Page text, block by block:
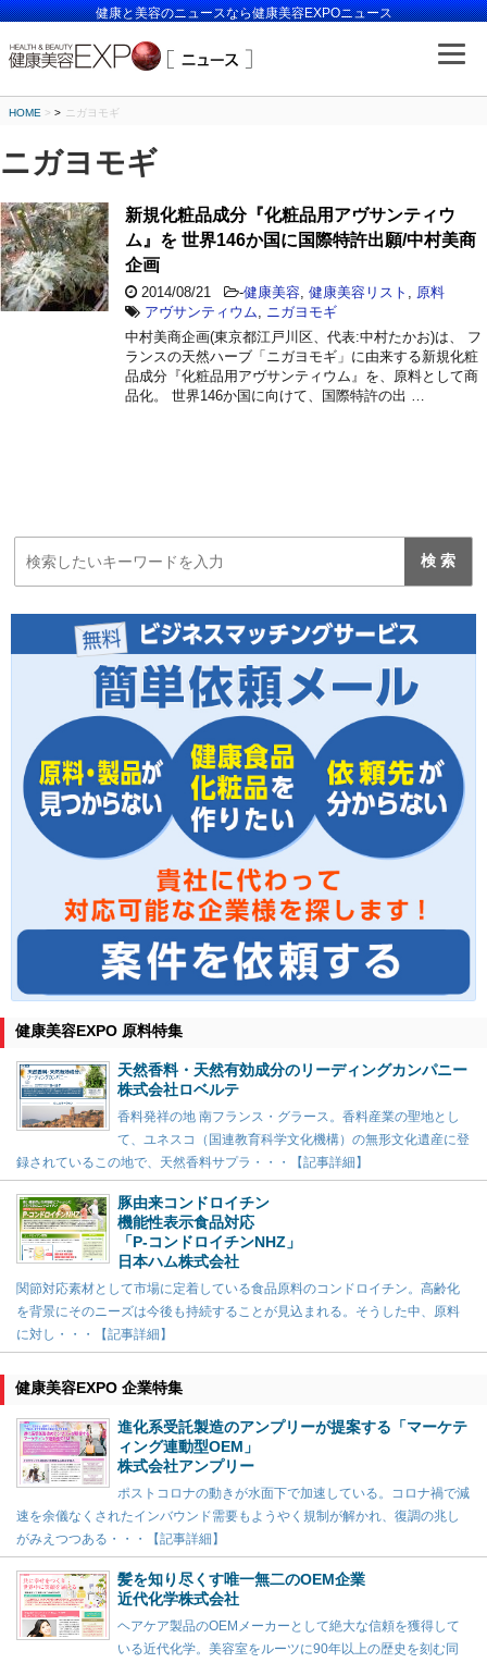
健康と美容のニュースなら健康美容EXPOニュース
HOME > ニガヨモギ
ニガヨモギ
新規化粧品成分『化粧品用アヴサンティウ
ム』を 世界146か国に国際特許出願/中村美商
企画
2014/08/21 -健康美容 健康美容リスト
原料
アヴサンティウム
ニガヨモギ
中村美商企画(東京都江戸川区、代表:中村たかお)は、 フ
ランスの天然ハーブ「ニガヨモギ」に由来する新規化粧
品成分『化粧品用アヴサンティウム』を、原料として商
品化。 世界146か国に向けて、国際特許の出 …
健康美容EXPO 原料特集
天然香料・天然有効成分のリーディングカンパニー
株式会社ロベルテ
香料発祥の地 南フランス・グラース。香料産業の聖地とし
て、ユネスコ（国連教育科学文化機構）の無形文化遺産に登
録されているこの地で、天然香料サプラ・・・【記事詳細】
豚由来コンドロイチン
機能性表示食品対応
「P-コンドロイチンNHZ」
日本ハム株式会社
関節対応素材として市場に定着している食品原料のコンドロイチン。高齢化
を背景にそのニーズは今後も持続することが見込まれる。そうした中、原料
に対し・・・【記事詳細】
健康美容EXPO 企業特集
進化系受託製造のアンプリーが提案する「マーケテ
ィング連動型OEM」
株式会社アンプリー
ポストコロナの動きが水面下で加速している。コロナ禍で減
速を余儀なくされたインバウンド需要もようやく規制が解かれ、復調の兆し
がみえつつある・・・【記事詳細】
髪を知り尽くす唯一無二のOEM企業
近代化学株式会社
ヘアケア製品のOEMメーカーとして絶大な信頼を獲得して
いる近代化学。美容室をルーツに90年以上の歴史を刻む同